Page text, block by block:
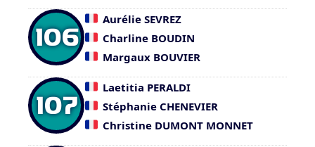
106
Aurélie SEVREZ
Charline BOUDIN
Margaux BOUVIER
107
Laetitia PERALDI
Stéphanie CHENEVIER
Christine DUMONT MONNET